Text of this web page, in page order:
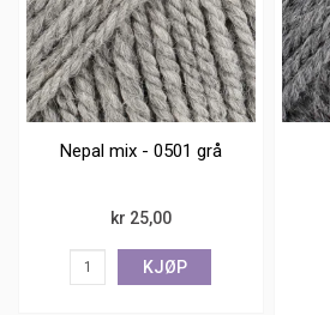
Nepal mix - 0501 grå
kr 25,00
KJØP